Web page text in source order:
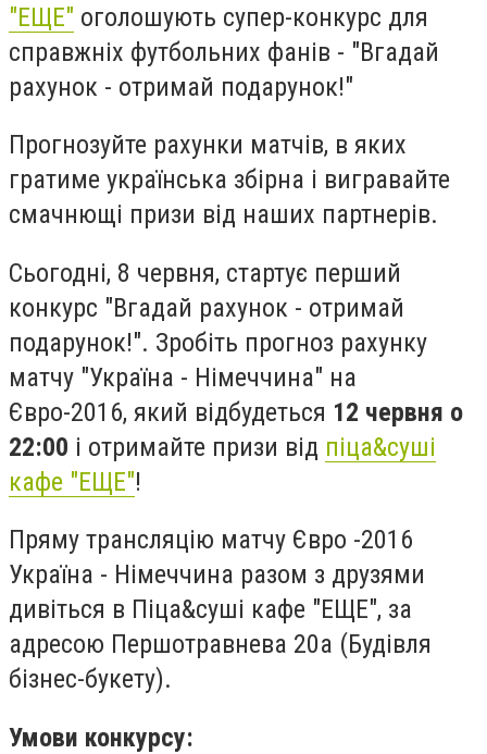
"ЕЩЕ" оголошують супер-конкурс для
справжніх футбольних фанів - "Вгадай
рахунок - отримай подарунок!"
Прогнозуйте рахунки матчів, в яких
гратиме українська збірна і вигравайте
смачнющі призи від наших партнерів.
Сьогодні, 8 червня, стартує перший
конкурс "Вгадай рахунок - отримай
подарунок!". Зробіть прогноз рахунку
матчу "Україна - Німеччина" на
Євро-2016, який відбудеться 12 червня о
22:00 і отримайте призи від піца&суші
кафе "ЕЩЕ"!
Пряму трансляцію матчу Євро -2016
Україна - Німеччина разом з друзями
дивіться в Піца&суші кафе "ЕЩЕ", за
адресою Першотравнева 20а (Будівля
бізнес-букету).
Умови конкурсу: